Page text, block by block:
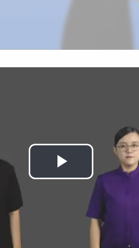
Play
Video